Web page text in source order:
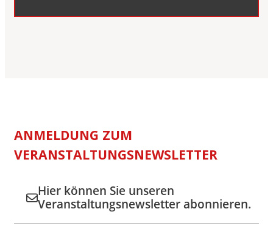
ANMELDUNG ZUM
VERANSTALTUNGSNEWSLETTER
Hier können Sie unseren
Veranstaltungsnewsletter abonnieren.